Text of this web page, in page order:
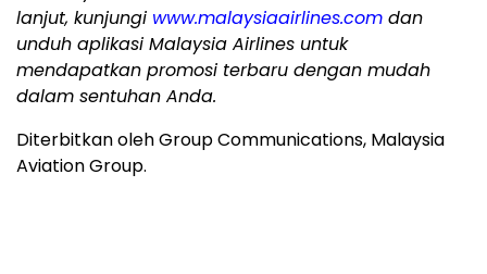
lanjut, kunjungi www.malaysiaairlines.com dan
unduh aplikasi Malaysia Airlines untuk
mendapatkan promosi terbaru dengan mudah
dalam sentuhan Anda.
Diterbitkan oleh Group Communications, Malaysia
Aviation Group.